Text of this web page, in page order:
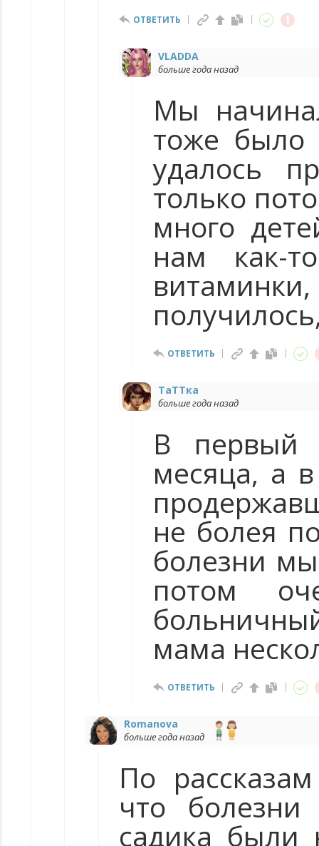
ОТВЕТИТЬ
VLADDA
больше года назад
Мы
тоже было
удалось
только
много
нам как-
ОТВЕТИТЬ
ТаТTка
больше года назад
В первый
месяца, а
не болея
болезни
потом
мама
ОТВЕТИТЬ
Romanova
больше года назад
По
что
садика были